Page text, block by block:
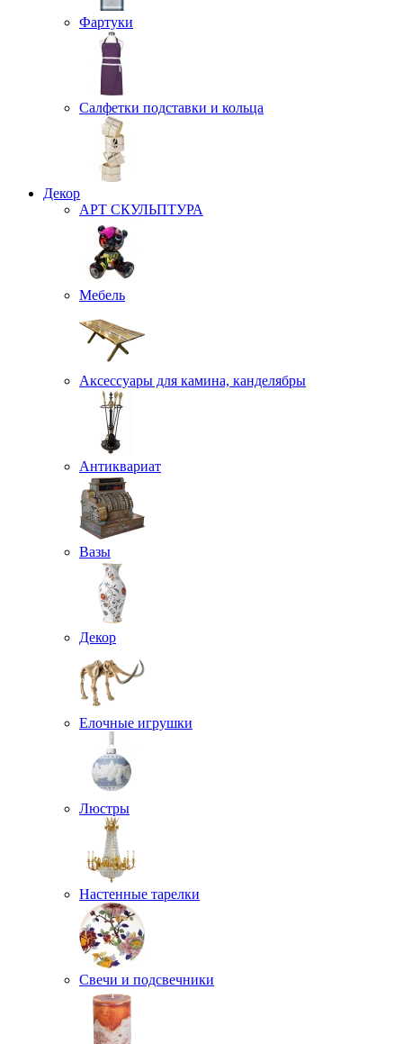
Фартуки
Салфетки подставки и кольца
Декор
АРТ СКУЛЬПТУРА
Мебель
Аксессуары для камина, канделябры
Антиквариат
Вазы
Декор
Елочные игрушки
Люстры
Настенные тарелки
Свечи и подсвечники